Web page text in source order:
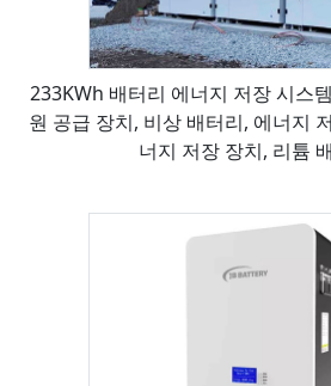
233KWh 배터리 에너지 저장 시스
원 공급 장치, 비상 배터리, 에너지
너지 저장 장치, 리튬